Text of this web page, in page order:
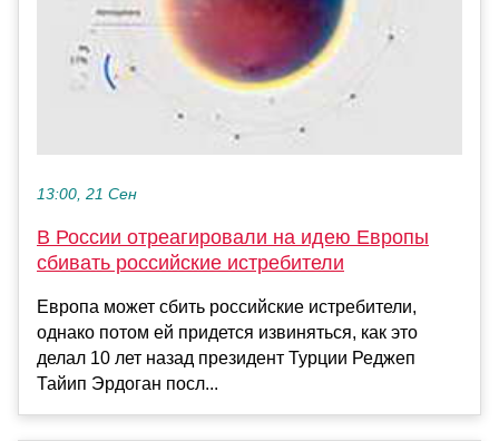
13:00, 21 Сен
В России отреагировали на идею Европы
сбивать российские истребители
Европа может сбить российские истребители,
однако потом ей придется извиняться, как это
делал 10 лет назад президент Турции Реджеп
Тайип Эрдоган посл...